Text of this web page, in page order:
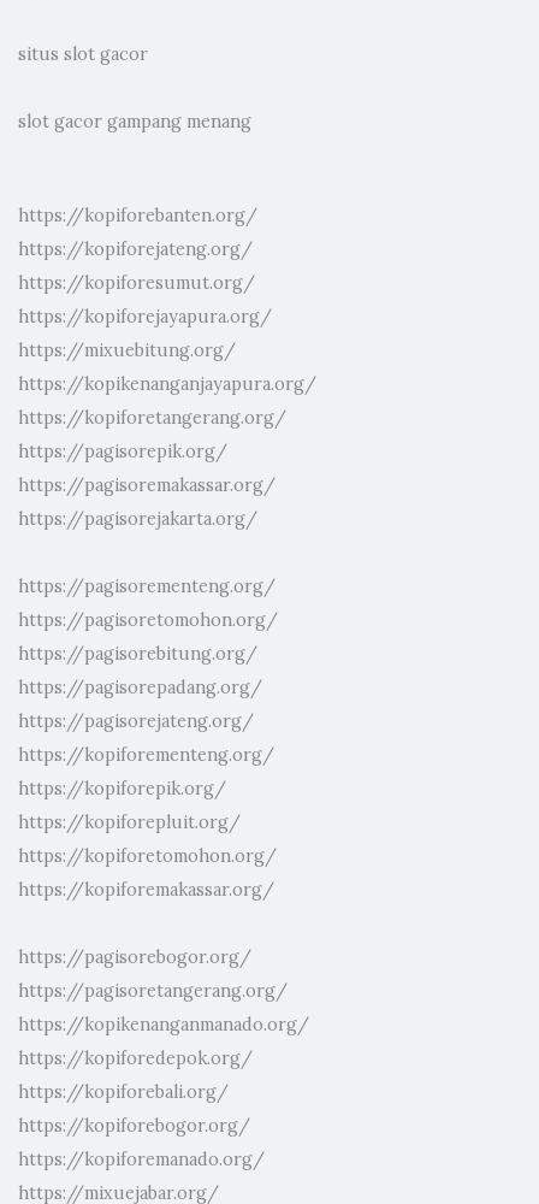
situs slot gacor
slot gacor gampang menang
https://kopiforebanten.org/
https://kopiforejateng.org/
https://kopiforesumut.org/
https://kopiforejayapura.org/
https://mixuebitung.org/
https://kopikenanganjayapura.org/
https://kopiforetangerang.org/
https://pagisorepik.org/
https://pagisoremakassar.org/
https://pagisorejakarta.org/
https://pagisorementeng.org/
https://pagisoretomohon.org/
https://pagisorebitung.org/
https://pagisorepadang.org/
https://pagisorejateng.org/
https://kopiforementeng.org/
https://kopiforepik.org/
https://kopiforepluit.org/
https://kopiforetomohon.org/
https://kopiforemakassar.org/
https://pagisorebogor.org/
https://pagisoretangerang.org/
https://kopikenanganmanado.org/
https://kopiforedepok.org/
https://kopiforebali.org/
https://kopiforebogor.org/
https://kopiforemanado.org/
https://mixuejabar.org/